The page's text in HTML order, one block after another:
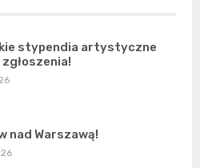
stypendia artystyczne
nad Warszawą!